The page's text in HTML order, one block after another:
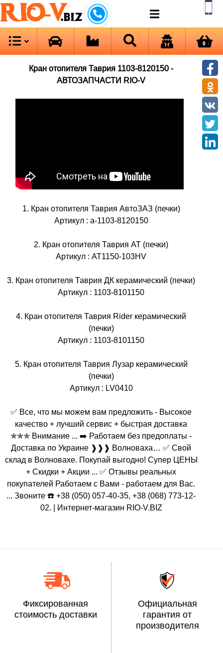
RIO-V.biz
0
Кран отопителя Таврия 1103-8120150 -
АВТОЗАПЧАСТИ RIO-V
1. Кран отопителя Таврия АвтоЗАЗ (печки)
Артикул : а-1103-8120150
2. Кран отопителя Таврия АТ (печки)
Артикул : АТ1150-103HV
3. Кран отопителя Таврия ДК керамический (печки)
Артикул : 1103-8101150
4. Кран отопителя Таврия Rider керамический
(печки)
Артикул : 1103-8101150
5. Кран отопителя Таврия Лузар керамический
(печки)
Артикул : LV0410
✅ Все, что мы можем вам предложить - Высокое
качество + лучший сервис + быстрая доставка
✯✯✯ Внимание ... ➡️ Работаем без предоплаты -
Доставка по Украине ❱❱❱ Волноваха… ✅ Свой
склад в Волновахе. Покупай выгодно! Супер ЦЕНЫ
+ Скидки + Акции ... ✅ Отзывы реальных
покупателей Работаем с Вами - работаем для Вас.
... Звоните ☎️ +38 (050) 057-40-35, +38 (068) 773-12-
02. | Интернет-магазин RIO-V.BIZ
Фиксированная
стоимость доставки
Официальная
гарантия от
производителя